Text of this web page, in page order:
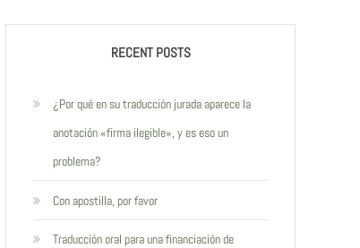
RECENT POSTS
¿Por qué en su traducción jurada aparece la
anotación «firma ilegible», y es eso un
problema?
Con apostilla, por favor
Traducción oral para una financiación de